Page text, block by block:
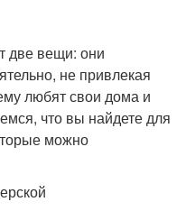
две вещи: они
не привлекая
любят свои дома и
что вы найдете для
можно